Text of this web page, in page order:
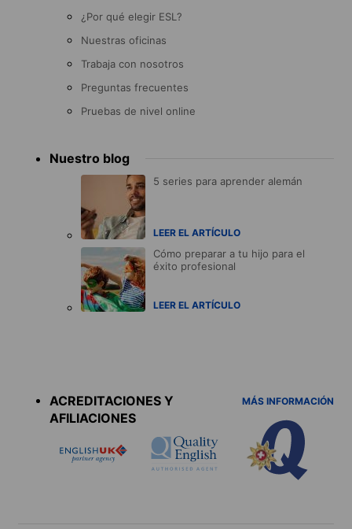
¿Por qué elegir ESL?
Nuestras oficinas
Trabaja con nosotros
Preguntas frecuentes
Pruebas de nivel online
Nuestro blog
5 series para aprender alemán
LEER EL ARTÍCULO
Cómo preparar a tu hijo para el
éxito profesional
LEER EL ARTÍCULO
ACREDITACIONES Y
AFILIACIONES
MÁS INFORMACIÓN